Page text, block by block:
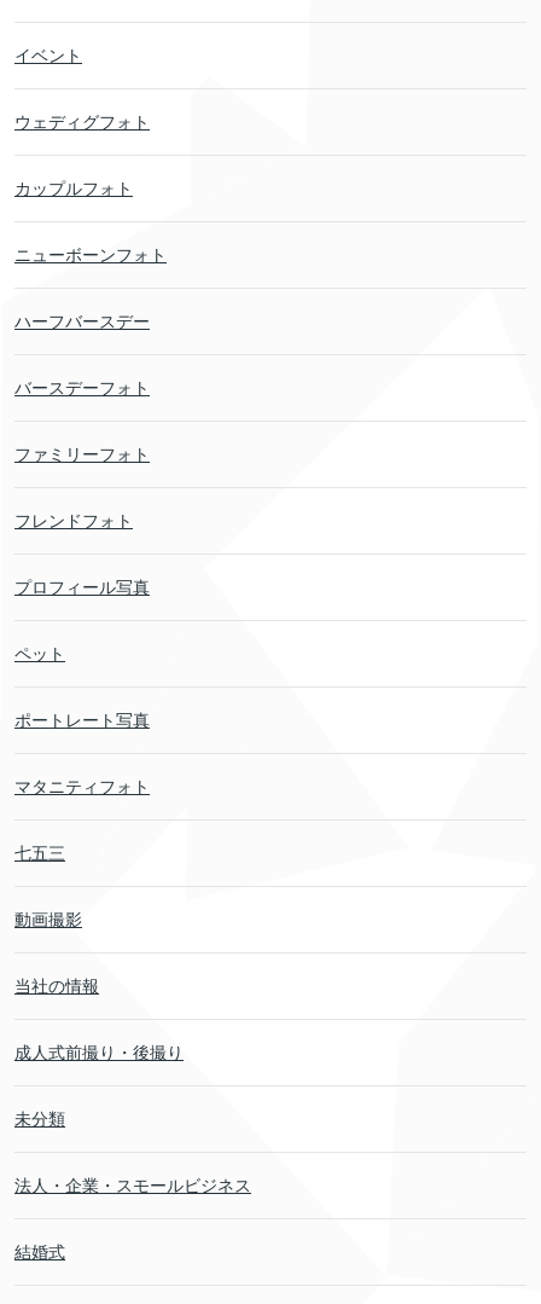
イベント
ウェディグフォト
カップルフォト
ニューボーンフォト
ハーフバースデー
バースデーフォト
ファミリーフォト
フレンドフォト
プロフィール写真
ペット
ポートレート写真
マタニティフォト
七五三
動画撮影
当社の情報
成人式前撮り・後撮り
未分類
法人・企業・スモールビジネス
結婚式